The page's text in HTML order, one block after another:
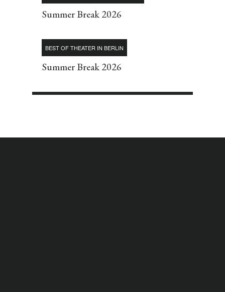
Summer Break 2026
BEST OF THEATER IN BERLIN
Summer Break 2026